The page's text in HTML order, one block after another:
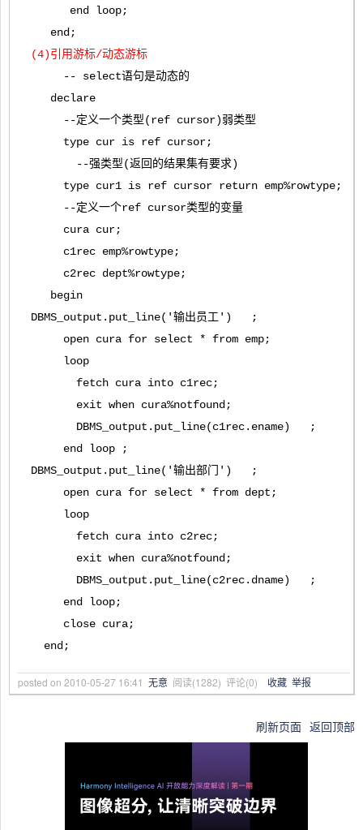
end loop;
end;
(4)引用游标/动态游标
-- select语句是动态的
declare
--定义一个类型(ref cursor)弱类型
type cur is ref cursor;
--强类型(返回的结果集有要求)
type cur1 is ref cursor return emp%rowtype;
--定义一个ref cursor类型的变量
cura cur;
c1rec emp%rowtype;
c2rec dept%rowtype;
begin
DBMS_output.put_line('输出员工') ;
open cura for select * from emp;
loop
fetch cura into c1rec;
exit when cura%notfound;
DBMS_output.put_line(c1rec.ename) ;
end loop ;
DBMS_output.put_line('输出部门') ;
open cura for select * from dept;
loop
fetch cura into c2rec;
exit when cura%notfound;
DBMS_output.put_line(c2rec.dname) ;
end loop;
close cura;
end;
posted on 2010-05-27 16:41 无意 阅读(1282) 评论(0) 收藏 举报
刷新页面 返回顶部